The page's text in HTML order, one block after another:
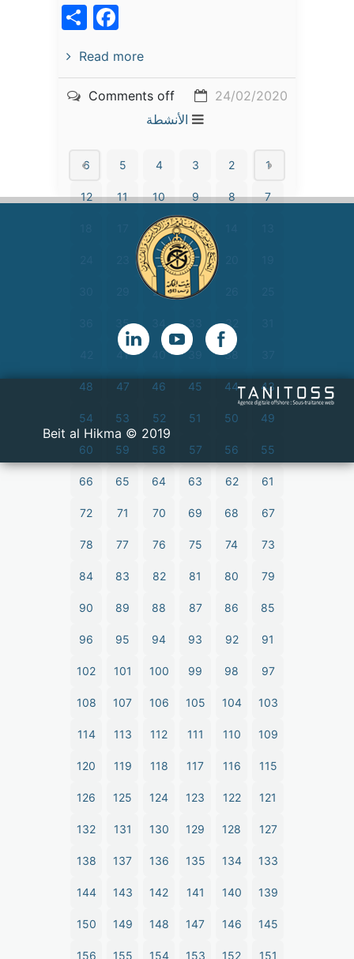
Read more
24/02/2020
Comments off
الأنشطة
1
2
3
4
5
6
7
8
9
10
11
12
15
16
21
22
27
28
32
35
38
39
40
41
43
44
45
46
47
48
49
50
51
52
53
54
55
56
57
58
59
60
61
62
63
64
65
66
67
68
69
70
71
72
73
74
75
76
77
78
79
80
81
82
83
84
85
86
87
88
89
90
91
92
93
94
95
96
97
98
99
100
101
102
103
104
105
106
107
108
109
110
111
112
113
114
115
116
117
118
119
120
121
122
123
124
125
126
127
128
129
130
131
132
133
134
135
136
137
138
139
140
141
142
143
144
145
146
147
148
149
150
151
152
153
154
155
156
2019 © Beit al Hikma